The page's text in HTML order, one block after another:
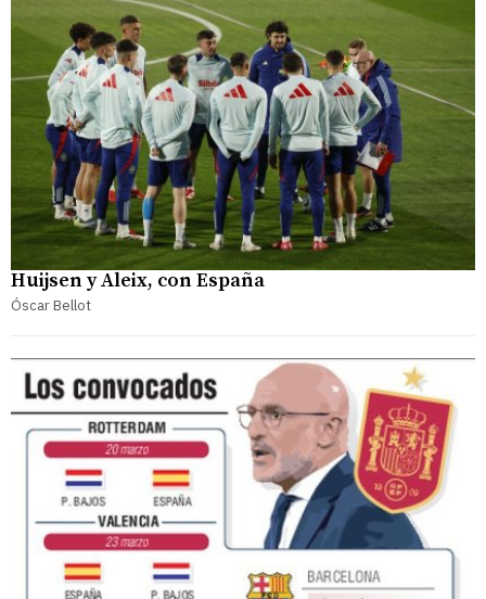
Huijsen y Aleix, con España
Óscar Bellot